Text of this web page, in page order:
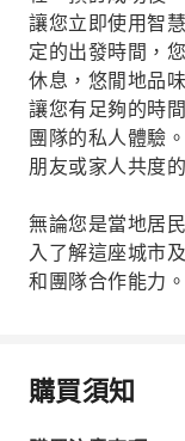
讓您立即使用智
定的出發時間，
休息，悠閒地品
讓您有足夠的時
團隊的私人體驗
朋友或家人共度
無論您是當地居
入了解這座城市
和團隊合作能力
購買須知